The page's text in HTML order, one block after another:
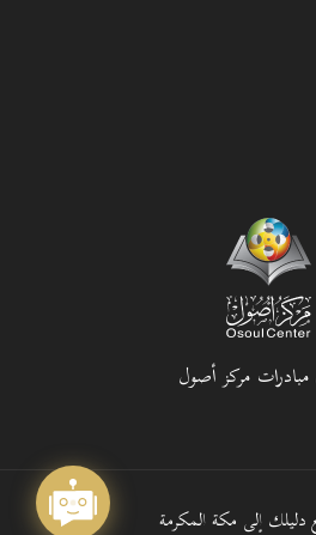
مركز أصول
إلى مكة المكرمة